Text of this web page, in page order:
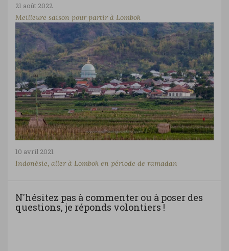
21 août 2022
Meilleure saison pour partir à Lombok
10 avril 2021
Indonésie, aller à Lombok en période de ramadan
N'hésitez pas à commenter ou à poser des
questions, je réponds volontiers !